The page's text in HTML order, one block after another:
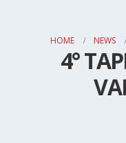
HOME NEWS
4°